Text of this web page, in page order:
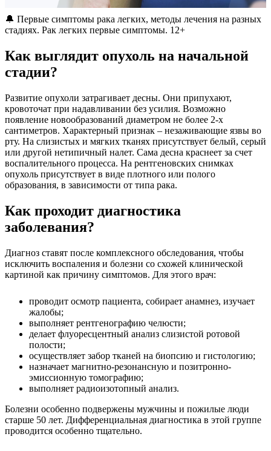
🔔 Первые симптомы рака легких, методы лечения на разных
стадиях. Рак легких первые симптомы. 12+
Как выглядит опухоль на начальной
стадии?
Развитие опухоли затрагивает десны. Они припухают,
кровоточат при надавливании без усилия. Возможно
появление новообразований диаметром не более 2-х
сантиметров. Характерный признак – незаживающие язвы во
рту. На слизистых и мягких тканях присутствует белый, серый
или другой нетипичный налет. Сама десна краснеет за счет
воспалительного процесса. На рентгеновских снимках
опухоль присутствует в виде плотного или полого
образования, в зависимости от типа рака.
Как проходит диагностика
заболевания?
Диагноз ставят после комплексного обследования, чтобы
исключить воспаления и болезни со схожей клинической
картиной как причину симптомов. Для этого врач:
проводит осмотр пациента, собирает анамнез, изучает
жалобы;
выполняет рентгенографию челюсти;
делает флуоресцентный анализ слизистой ротовой
полости;
осуществляет забор тканей на биопсию и гистологию;
назначает магнитно-резонансную и позитронно-
эмиссионную томографию;
выполняет радиоизотопный анализ.
Болезни особенно подвержены мужчины и пожилые люди
старше 50 лет. Дифференциальная диагностика в этой группе
проводится особенно тщательно.